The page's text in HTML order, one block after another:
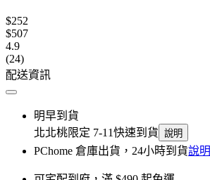
$252
$507
4.9
(24)
配送資訊
明早到貨
北北桃限定 7-11快速到貨 說明
PChome 倉庫出貨，24小時到貨說明